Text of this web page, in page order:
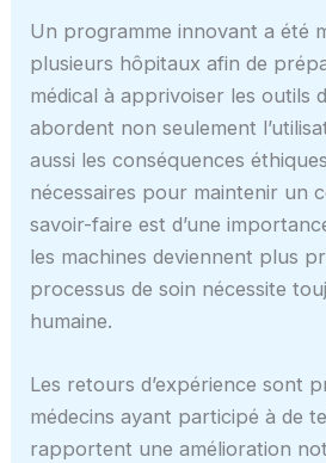
Un programme innovant a été
plusieurs hôpitaux afin de
médical à apprivoiser les outils
abordent non seulement
aussi les conséquences
nécessaires pour maintenir un
savoir-faire est d’une
les machines deviennent plus
processus de soin nécessite
humaine.
Les retours d’expérience sont
médecins ayant participé à de
rapportent une amélioration